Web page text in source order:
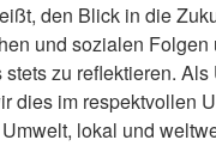
den Blick in die
und sozialen Folgen
zu reflektieren.
dies im respektvollen
lokal und